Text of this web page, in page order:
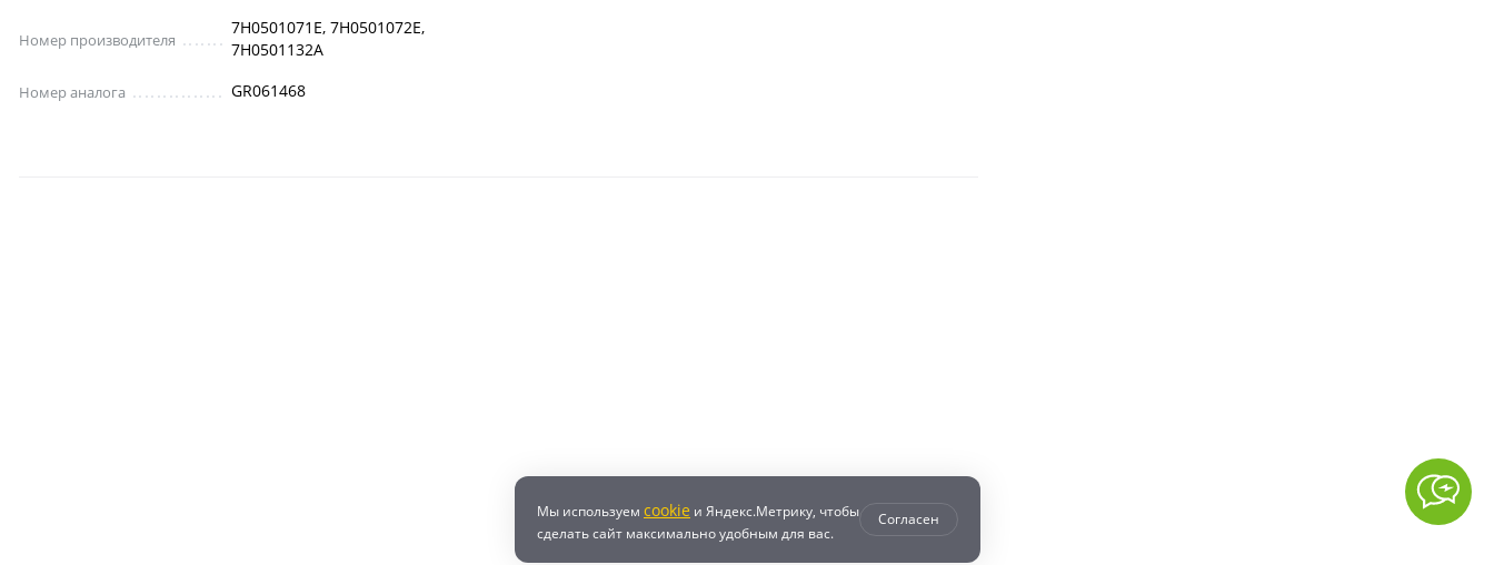
Номер производителя
7H0501071E, 7H0501072E,
7H0501132A
Номер аналога GR061468
Мы используем cookie и Яндекс.Метрику, чтобы
сделать сайт максимально удобным для вас.
Согласен